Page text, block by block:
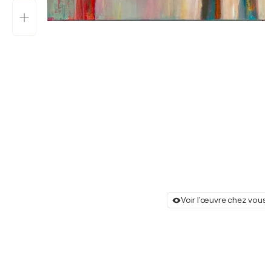
Voir l'œuvre chez